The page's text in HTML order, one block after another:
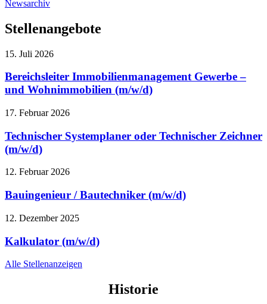
Newsarchiv
Stellenangebote
15. Juli 2026
Bereichsleiter Immobilienmanagement Gewerbe –
und Wohnimmobilien (m/w/d)
17. Februar 2026
Technischer Systemplaner oder Technischer Zeichner
(m/w/d)
12. Februar 2026
Bauingenieur / Bautechniker (m/w/d)
12. Dezember 2025
Kalkulator (m/w/d)
Alle Stellenanzeigen
Historie